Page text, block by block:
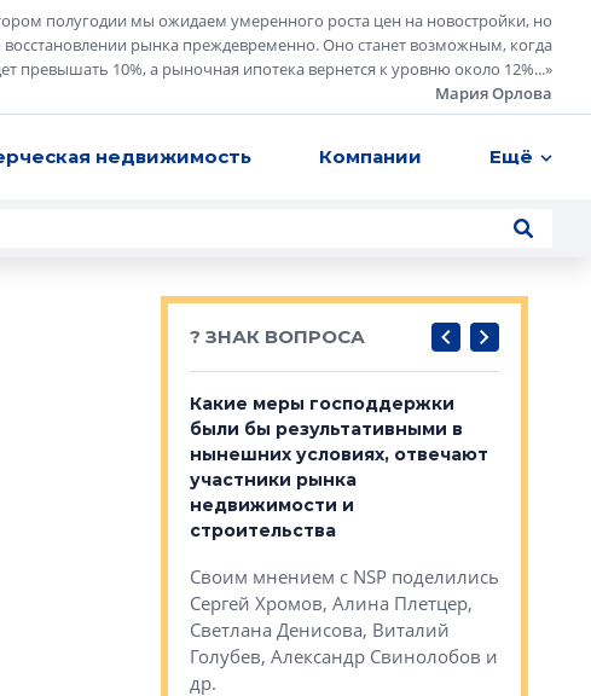
полугодии мы ожидаем умеренного роста цен на новостройки, но
рынка преждевременно. Оно станет возможным, когда
превышать 10%, а рыночная ипотека вернется к уровню около 12%...»
Мария Орлова
недвижимость Компании Ещё
? ЗНАК ВОПРОСА
Денисова,
и другие
Какие меры господдержки
были бы результативными в
нынешних условиях, отвечают
участники рынка
недвижимости и
строительства
Своим мнением с NSP поделились
Сергей Хромов, Алина Плетцер,
Светлана Денисова, Виталий
Голубев, Александр Свинолобов и
др.